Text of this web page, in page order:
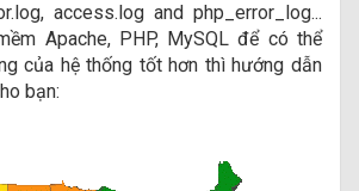
access.log and php_error_log...
Apache, PHP, MySQL để có thể
của hệ thống tốt hơn thì hướng dẫn
bạn: